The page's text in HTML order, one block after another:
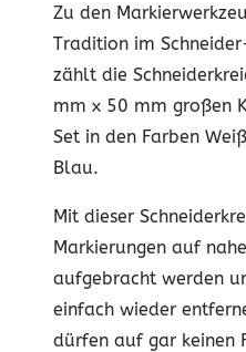
Zu den
Tradition im
zählt die
mm x 50 mm großen
Set in den Farben
Blau.
Mit dieser
Markierungen auf
aufgebracht werden
einfach wieder
dürfen auf gar keinen